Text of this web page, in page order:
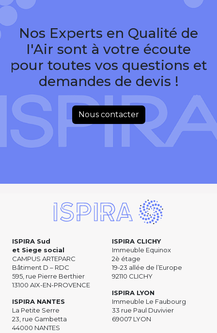
Nos Experts en Qualité de
I'Air sont à votre écoute
pour toutes vos questions et
demandes de devis !
Nous contacter
ISPIRA Sud
et Siege social
CAMPUS ARTEPARC
Bâtiment D – RDC
595, rue Pierre Berthier
13100 AIX-EN-PROVENCE
ISPIRA NANTES
La Petite Serre
23, rue Gambetta
44000 NANTES
ISPIRA CLICHY
Immeuble Equinox
2è étage
19-23 allée de l’Europe
92110 CLICHY
ISPIRA LYON
Immeuble Le Faubourg
33 rue Paul Duvivier
69007 LYON